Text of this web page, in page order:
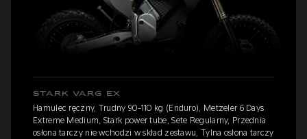
STARK VARG EX
Hamulec ręczny, Trudny 90-110 kg (Enduro), Metzeler 6 Days
Extreme Medium, Stark power tube, Sete Regularny, Przednia
osłona tarczy nie wchodzi w skład zestawu, Tylna osłona tarczy